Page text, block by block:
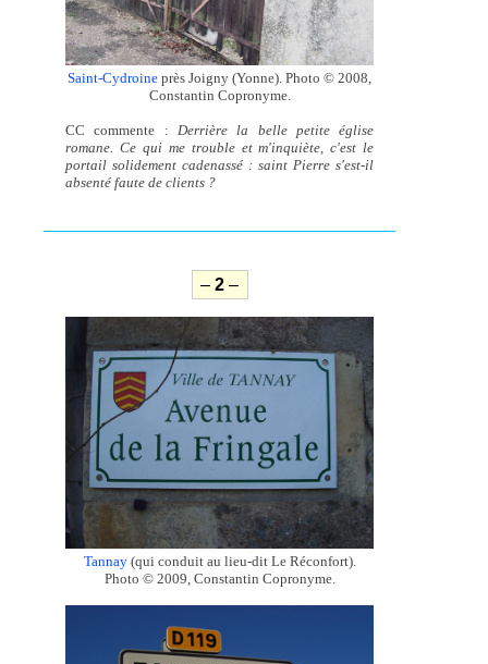
Saint-Cydroine près Joigny (Yonne). Photo © 2008,
Constantin Copronyme.
CC commente : Derrière la belle petite église
romane. Ce qui me trouble et m'inquiète, c'est le
portail solidement cadenassé : saint Pierre s'est-il
absenté faute de clients ?
–2 –
Tannay(qui conduit au lieu-dit Le Réconfort).
Photo © 2009, Constantin Copronyme.